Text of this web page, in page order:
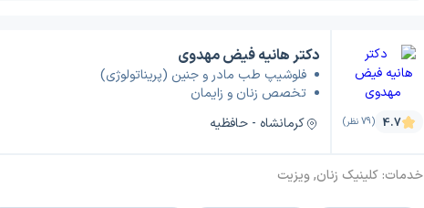
4.7 (79 نظر)
دکتر هانیه فیض مهدوی
فلوشیپ طب مادر و جنین (پریناتولوژی)
تخصص زنان و زایمان
کرمانشاه - حافظیه
خدمات: کلینیک زنان, ویزیت